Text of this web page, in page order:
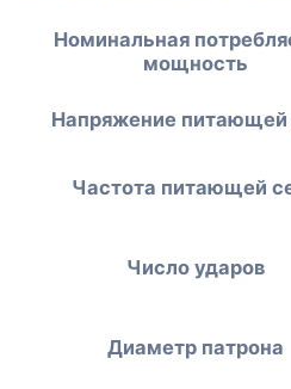
Номинальная
мощность
Напряжение питающей
Частота питающей
Число ударов
Диаметр патрона